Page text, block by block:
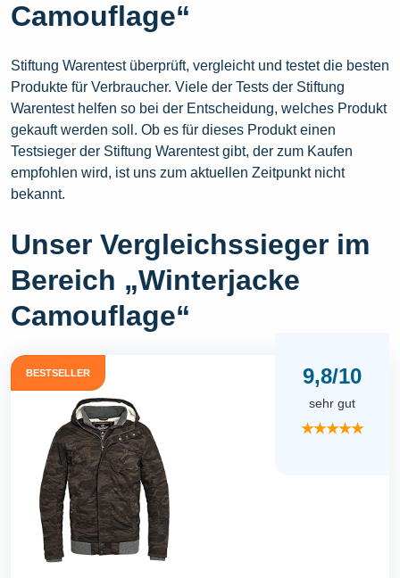
Camouflage“
Stiftung Warentest überprüft, vergleicht und testet die besten
Produkte für Verbraucher. Viele der Tests der Stiftung
Warentest helfen so bei der Entscheidung, welches Produkt
gekauft werden soll. Ob es für dieses Produkt einen
Testsieger der Stiftung Warentest gibt, der zum Kaufen
empfohlen wird, ist uns zum aktuellen Zeitpunkt nicht
bekannt.
Unser Vergleichssieger im
Bereich „Winterjacke
Camouflage“
BESTSELLER 9,8/10
sehr gut
★★★★★